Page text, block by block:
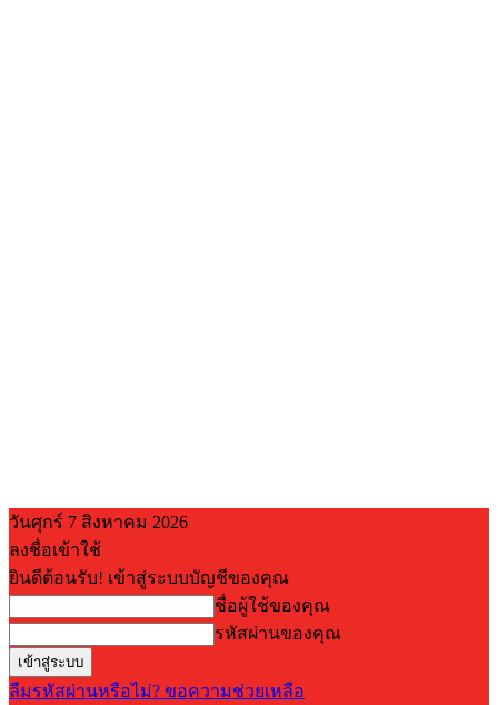
วันศุกร์ 7 สิงหาคม 2026
ลงชื่อเข้าใช้
ยินดีต้อนรับ! เข้าสู่ระบบบัญชีของคุณ
ชื่อผู้ใช้ของคุณ
รหัสผ่านของคุณ
ลืมรหัสผ่านหรือไม่? ขอความช่วยเหลือ